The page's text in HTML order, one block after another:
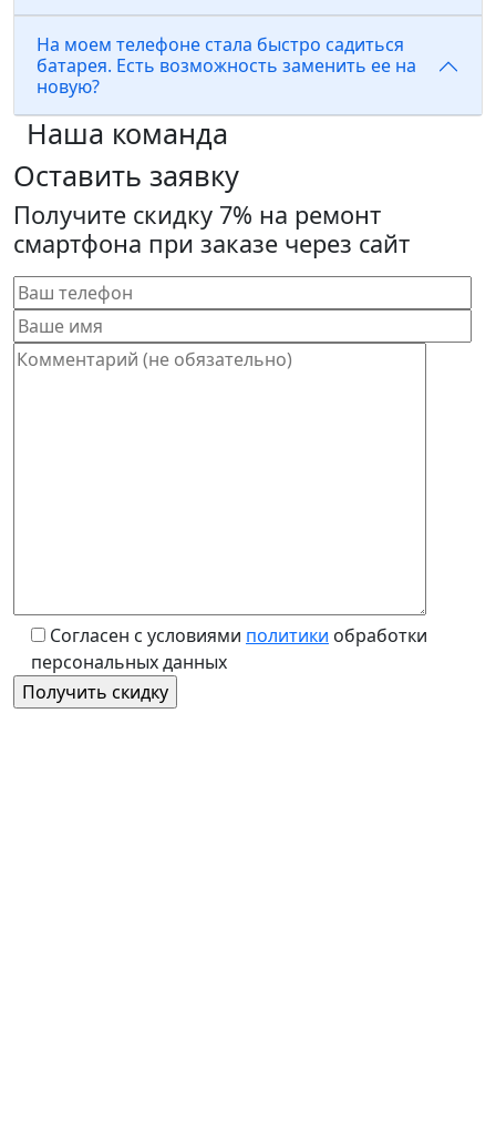
На моем телефоне стала быстро садиться
батарея. Есть возможность заменить ее на
новую?
Наша команда
Оставить заявку
Получите скидку 7% на ремонт
смартфона при заказе через сайт
Согласен с условиями политики обработки
персональных данных